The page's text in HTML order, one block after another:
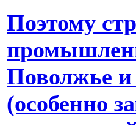
Поэтому
Поволжье и
(особенно